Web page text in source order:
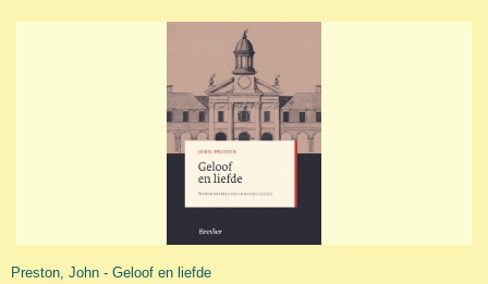
Preston, John - Geloof en liefde